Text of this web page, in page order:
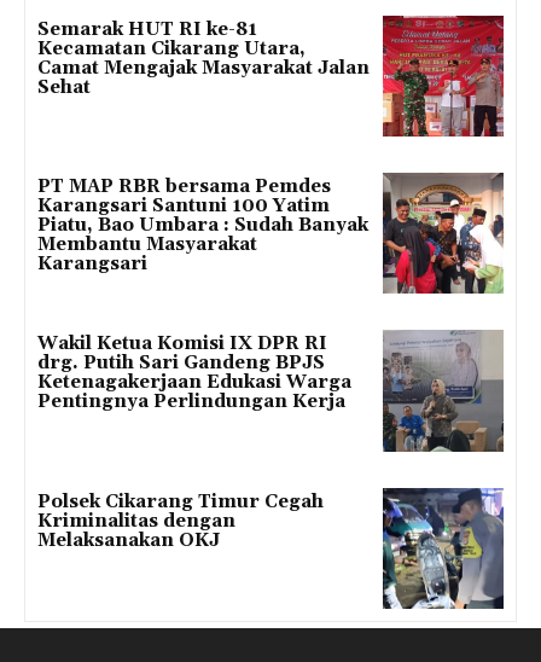
Semarak HUT RI ke-81
Kecamatan Cikarang Utara,
Camat Mengajak Masyarakat Jalan
Sehat
PT MAP RBR bersama Pemdes
Karangsari Santuni 100 Yatim
Piatu, Bao Umbara : Sudah Banyak
Membantu Masyarakat
Karangsari
Wakil Ketua Komisi IX DPR RI
drg. Putih Sari Gandeng BPJS
Ketenagakerjaan Edukasi Warga
Pentingnya Perlindungan Kerja
Polsek Cikarang Timur Cegah
Kriminalitas dengan
Melaksanakan OKJ